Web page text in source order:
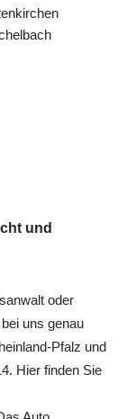
und
oder
uns genau
Pfalz und
Hier finden Sie